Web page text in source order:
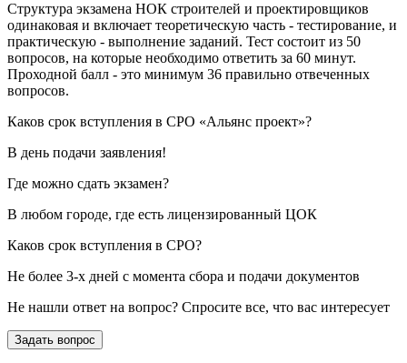
Структура экзамена НОК строителей и проектировщиков
одинаковая и включает теоретическую часть - тестирование, и
практическую - выполнение заданий. Тест состоит из 50
вопросов, на которые необходимо ответить за 60 минут.
Проходной балл - это минимум 36 правильно отвеченных
вопросов.
Каков срок вступления в СРО «Альянс проект»?
В день подачи заявления!
Где можно сдать экзамен?
В любом городе, где есть лицензированный ЦОК
Каков срок вступления в СРО?
Не более 3-х дней с момента сбора и подачи документов
Не нашли ответ на вопрос? Спросите все, что вас интересует
Задать вопрос